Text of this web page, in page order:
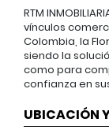
RTM
vínculos
Colombia, la
siendo la
como para
confianza en
UBICACIÓN